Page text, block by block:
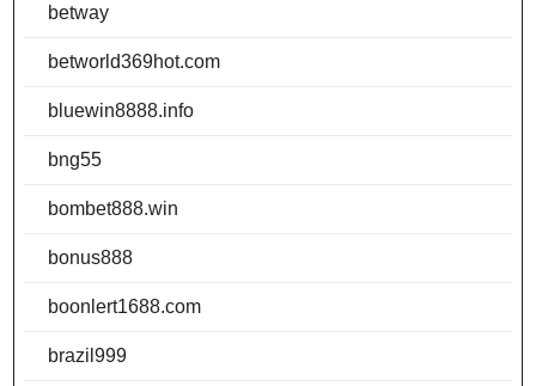
betway
betworld369hot.com
bluewin8888.info
bng55
bombet888.win
bonus888
boonlert1688.com
brazil999